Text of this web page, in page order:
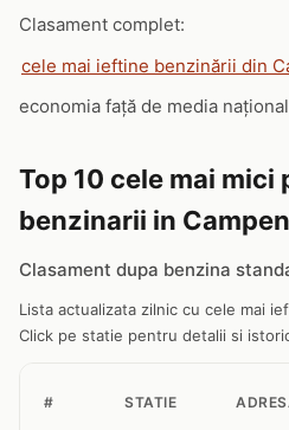
Clasament complet:
cele mai ieftine benzinării din
economia față de media
Top 10 cele mai mici
benzinarii in
Clasament dupa benzina
Lista actualizata zilnic cu cele mai
Click pe statie pentru detalii si
# STATIE